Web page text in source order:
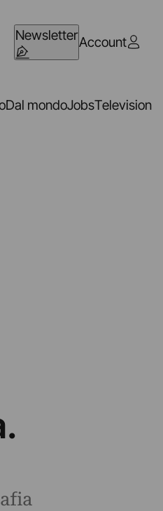
NewsletterAccount
Dal mondoJobsTelevision